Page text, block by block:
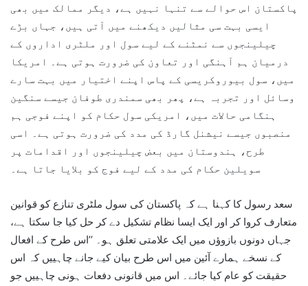
پاکستان اس حوالے سے تنہا نہیں ہے، دیگر ممالک میں بھی
ایسی بہت سی مثالیں دیکھنے میں آتی ہیں، جہاں بڑے
چیلینجوں سے نمٹنے کے لیے سول اور ملٹری اداروں کے
درمیان ہم آہنگی اور تعاون کی ضرورت ہوتی ہے۔ امریکا
میں، سول بیوروکریسی کے پاس اپنے اختیار میں بہت سارے
وسائل اور تجربہ ہے، پھر بھی سمندری طوفان جیسے سنگین
ہنگامی حالات میں، امریکی سول حکام کو اپنے فوجی ہم
منصبوں جیسے نیشنل گارڈ کی مدد کی ضرورت ہوتی ہے۔ اسی
طرح، ہندوستان میں بعض چیلینجوں اور اقدامات پر
سویلین حکام کی مدد کے لیے فوج کو بلایا جاتا ہے۔
سعد رسول کا کہنا ہے کہ پاکستان کی سول ملٹری تنازع کو قوانین
متعارف کروا کر اور ایک ایسا نظام تشکیل دے کر حل کیا جا سکتا ہے،
جہاں دونوں بازوؤں میں ایک علامتی تعلق ہو۔ ’’اس طرح کے افعال
کے نسخے ہمارے آئین میں اس طرح بیان کیے جانے چاہییں کہ اس
حقیقت کو عام کیا جائے۔ اس میں قانونی دفعات ہونی چاہییں جو